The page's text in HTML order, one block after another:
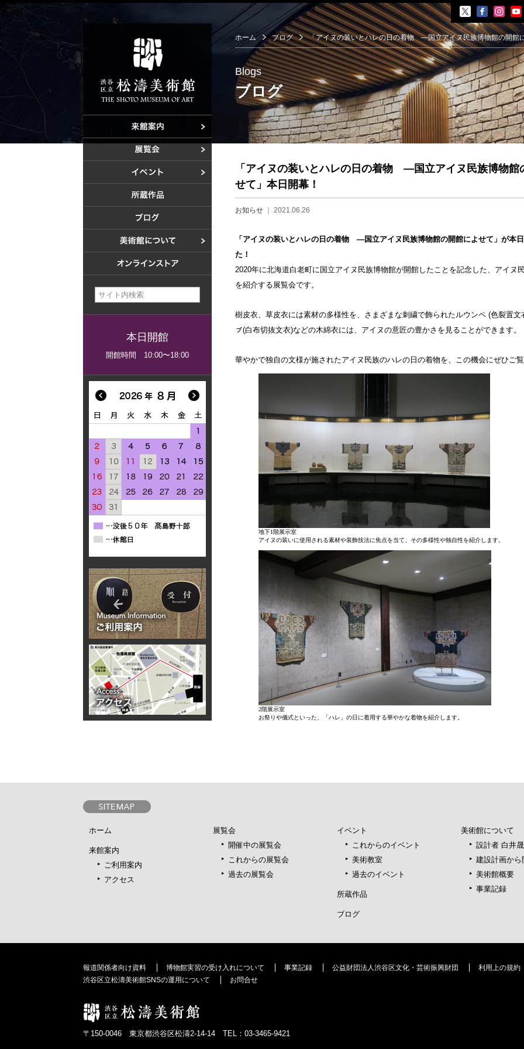
ご利用案内
アクセス
これからの展覧会
過去の展覧会
これからのイベント
美術教室
過去のイベント
設計者 白井晟一
建設計画から開館まで
美術館概要
本日開館
開館時間 10:00〜18:00
ホーム ブログ 「アイヌの装いとハレの日の着物 —国立アイヌ民族博物館の開館
Blogs
ブログ
「アイヌの装いとハレの日の着物 —国立アイヌ民族博物館
せて」本日開幕！
お知らせ ｜ 2021.06.26
「アイヌの装いとハレの日の着物 —国立アイヌ民族博物館の開館によせて」が本
た！
2020年に北海道白老町に国立アイヌ民族博物館が開館したことを記念した、アイヌ
を紹介する展覧会です。
樹皮衣、草皮衣には素材の多様性を、さまざまな刺繍で飾られたルウンペ (色裂置文
ㇷ゚(白布切抜文衣)などの木綿衣には、アイヌの意匠の豊かさを見ることができます。
華やかで独自の文様が施されたアイヌ民族のハレの日の着物を、この機会にぜひご覧
地下1階展示室
アイヌの装いに使用される素材や装飾技法に焦点を当て、その多様性や独自性を紹介します。
2階展示室
お祭りや儀式といった、「ハレ」の日に着用する華やかな着物を紹介します。
ホーム
来館案内
ご利用案内
アクセス
展覧会
開催中の展覧会
これからの展覧会
過去の展覧会
イベント
これからのイベント
美術教室
過去のイベント
所蔵作品
ブログ
美術館について
設計者 白井
建設計画から
美術館概要
事業記録
報道関係者向け資料 博物館実習の受け入れについて 事業記録 公益財団法人渋谷区文化・芸術振興財団 利用上の規約
渋谷区立松濤美術館SNSの運用について
お問合せ
〒150-0046 東京都渋谷区松濤2-14-14 TEL：03-3465-9421